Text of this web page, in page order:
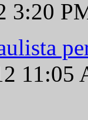
3:20